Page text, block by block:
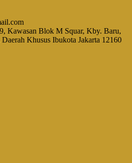
Kawasan Blok M Squar, Kby. Baru,
Khusus Ibukota Jakarta 12160